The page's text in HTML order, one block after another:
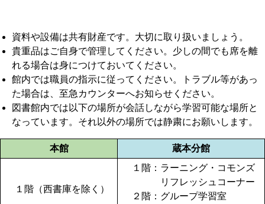
資料や設備は共有財産です。大切に取り扱いましょう。
貴重品はご自身で管理してください。少しの間でも席を離
れる場合は身につけておいてください。
館内では職員の指示に従ってください。トラブル等があっ
た場合は、至急カウンターへお知らせください。
図書館内では以下の場所が会話しながら学習可能な場所と
なっています。それ以外の場所では静粛にお願いします。
本館 蔵本分館
１階（西書庫を除く）
１階：ラーニング・コモンズ
リフレッシュコーナー
２階：グループ学習室